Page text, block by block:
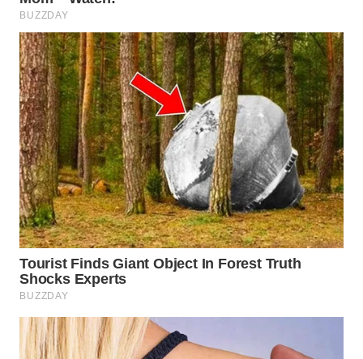
WAHANA
WAHANA
ADVOKAT
WAHANA
INFRASTRUKTUR
WAHANA
KONSUMEN
WAHANA
LISTRIK
TRAVEL